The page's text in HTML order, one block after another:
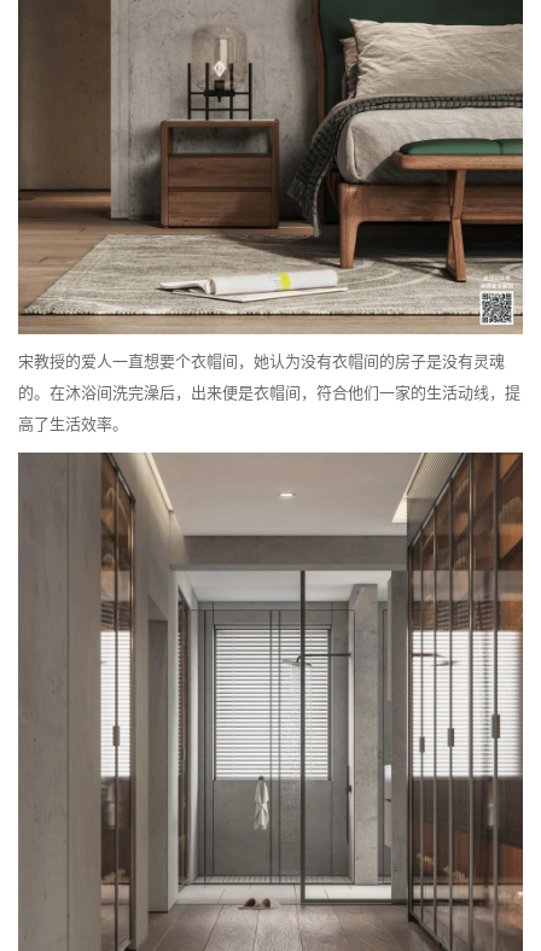
宋教授的爱人一直想要个衣帽间，她认为没有衣帽间的房子是没有灵魂
的。在沐浴间洗完澡后，出来便是衣帽间，符合他们一家的生活动线，提
高了生活效率。